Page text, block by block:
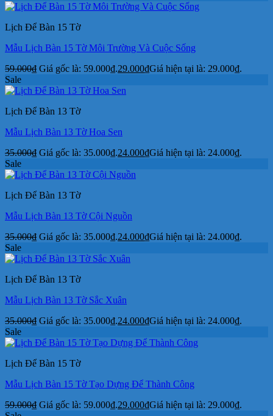
Lịch Để Bàn 15 Tờ
Mẫu Lịch Bàn 15 Tờ Môi Trường Và Cuộc Sống
59.000₫ Giá gốc là: 59.000₫.29.000₫Giá hiện tại là: 29.000₫.
Sale
Lịch Để Bàn 13 Tờ
Mẫu Lịch Bàn 13 Tờ Hoa Sen
35.000₫ Giá gốc là: 35.000₫.24.000₫Giá hiện tại là: 24.000₫.
Sale
Lịch Để Bàn 13 Tờ
Mẫu Lịch Bàn 13 Tờ Cội Nguồn
35.000₫ Giá gốc là: 35.000₫.24.000₫Giá hiện tại là: 24.000₫.
Sale
Lịch Để Bàn 13 Tờ
Mẫu Lịch Bàn 13 Tờ Sắc Xuân
35.000₫ Giá gốc là: 35.000₫.24.000₫Giá hiện tại là: 24.000₫.
Sale
Lịch Để Bàn 15 Tờ
Mẫu Lịch Bàn 15 Tờ Tạo Dựng Để Thành Công
59.000₫ Giá gốc là: 59.000₫.29.000₫Giá hiện tại là: 29.000₫.